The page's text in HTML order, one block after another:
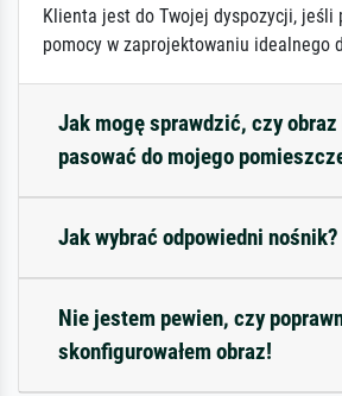
Klienta jest do Twojej dyspozycji, jeśli
pomocy w zaprojektowaniu idealnego
Jak mogę sprawdzić, czy
pasować do mojego
Jak wybrać odpowiedni nośnik?
Nie jestem pewien, czy
skonfigurowałem obraz!